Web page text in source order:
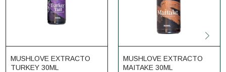
MUSHLOVE EXTRACTO
TURKEY 30ML
MUSHLOVE EXTRACTO
MAITAKE 30ML